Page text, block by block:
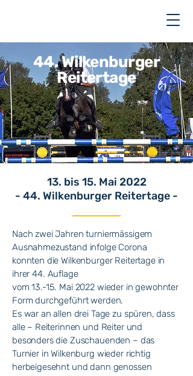
44. Wilkenburger
Reitertage
13. bis 15. Mai 2022
- 44. Wilkenburger Reitertage -
Nach zwei Jahren turniermässigem
Ausnahmezustand infolge Corona
konnten die Wilkenburger Reitertage in
ihrer 44. Auflage
vom 13.-15. Mai 2022 wieder in gewohnter
Form durchgeführt werden.
Es war an allen drei Tage zu spüren, dass
alle – Reiterinnen und Reiter und
besonders die Zuschauenden – das
Turnier in Wilkenburg wieder richtig
herbeigesehnt und dann genossen